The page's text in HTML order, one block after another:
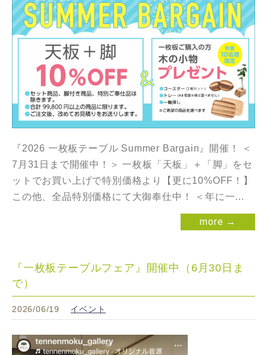
『2026 一枚板テーブル Summer Bargain』開催！ ＜
7月31日まで開催中！＞ 一枚板「天板」＋「脚」をセ
ットでお買い上げで特別価格より【更に10%OFF！】
この他、全品特別価格にて大御奉仕中！ ＜年に一…
more →
『一枚板テーブルフェア』開催中（6月30日ま
で）
2026/06/19 イベント